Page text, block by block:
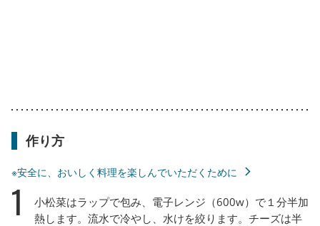
作り方
※安全に、おいしく料理を楽しんでいただくために
1
小松菜はラップで包み、電子レンジ（600w）で１分半加
熱します。流水で冷やし、水けを絞ります。チーズは半